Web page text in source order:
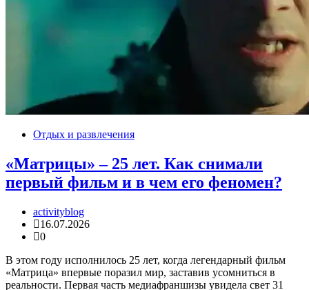
Отдых и развлечения
«Матрицы» – 25 лет. Как снимали
первый фильм и в чем его феномен?
activityblog
16.07.2026
0
В этом году исполнилось 25 лет, когда легендарный фильм
«Матрица» впервые поразил мир, заставив усомниться в
реальности. Первая часть медиафраншизы увидела свет 31